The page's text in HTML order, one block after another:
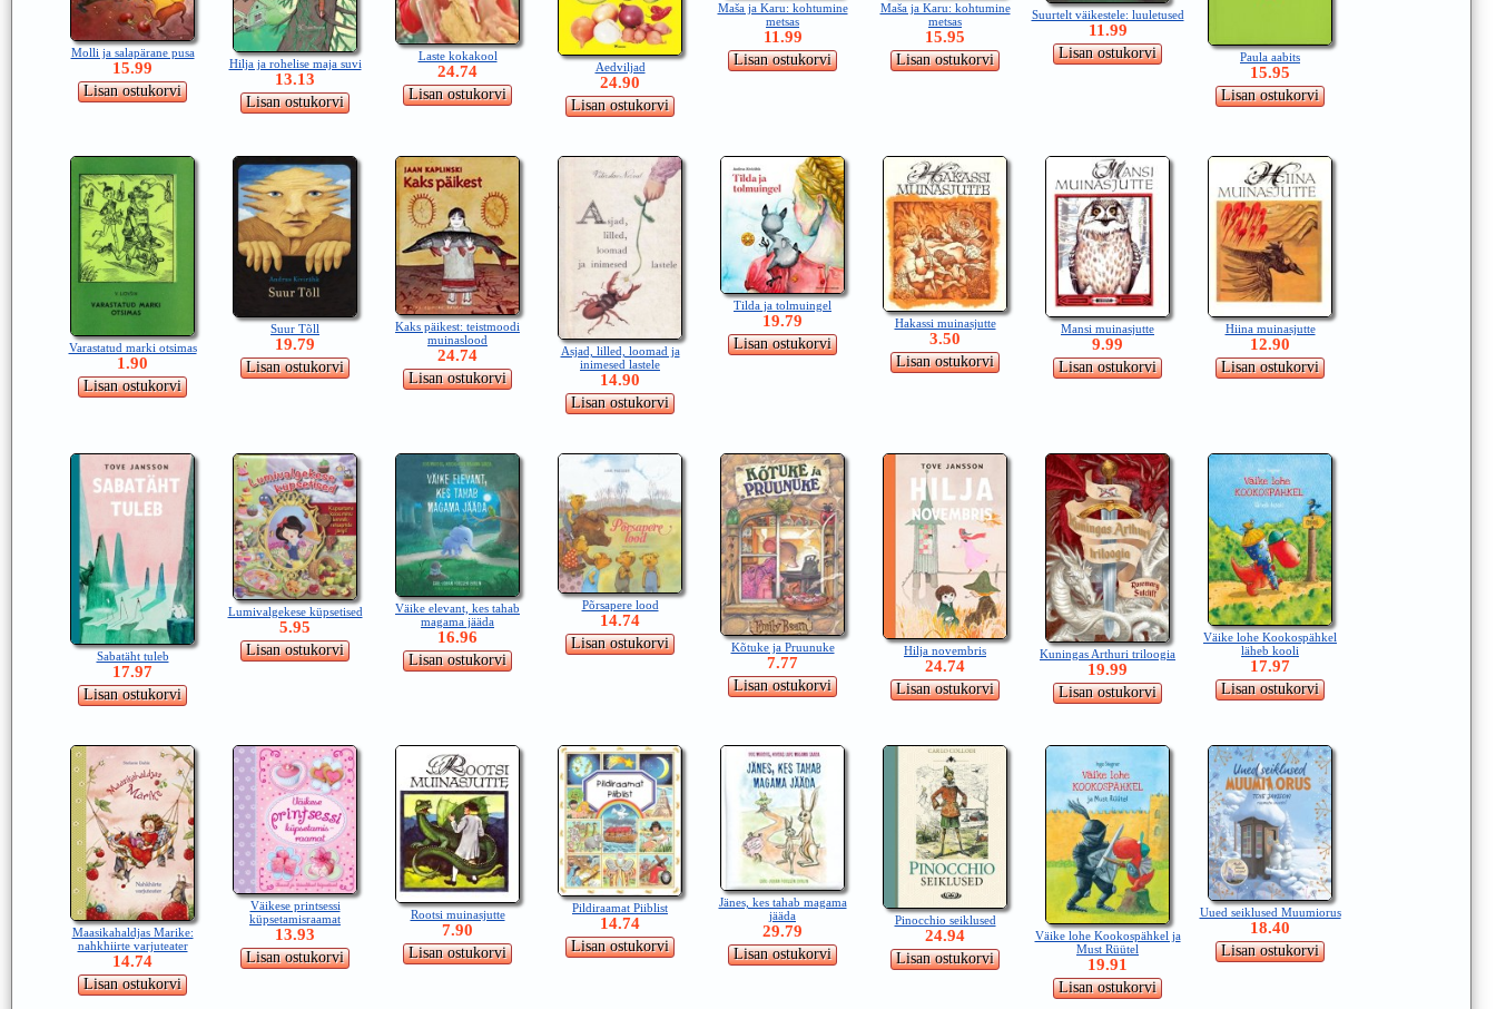
Molli ja salapärane pusa
15.99 Hilja ja rohelise maja suvi
13.13
Laste kokakool
24.74 Aedviljad
24.90
Maša ja Karu: kohtumine
metsas
11.99
Maša ja Karu: kohtumine
metsas
15.95
Suurtelt väikestele: luuletused
11.99
Paula aabits
15.95
Varastatud marki otsimas
1.90
Suur Tõll
19.79
Kaks päikest: teistmoodi
muinaslood
24.74
Asjad, lilled, loomad ja
inimesed lastele
14.90
Tilda ja tolmuingel
19.79 Hakassi muinasjutte
3.50
Mansi muinasjutte
9.99
Hiina muinasjutte
12.90
Sabatäht tuleb
17.97
Lumivalgekese küpsetised
5.95
Väike elevant, kes tahab
magama jääda
16.96
Põrsapere lood
14.74
Kõtuke ja Pruunuke
7.77
Hilja novembris
24.74
Kuningas Arthuri triloogia
19.99
Väike lohe Kookospähkel
läheb kooli
17.97
Maasikahaldjas Marike:
nahkhiirte varjuteater
14.74
Väikese printsessi
küpsetamisraamat
13.93
Rootsi muinasjutte
7.90
Pildiraamat Piiblist
14.74
Jänes, kes tahab magama
jääda
29.79
Pinocchio seiklused
24.94
Väike lohe Kookospähkel ja
Must Rüütel
19.91
Uued seiklused Muumiorus
18.40